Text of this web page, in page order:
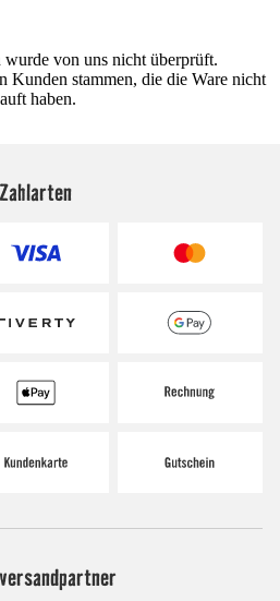
von uns nicht überprüft.
Kunden stammen, die die Ware nicht
haben.
Zahlarten